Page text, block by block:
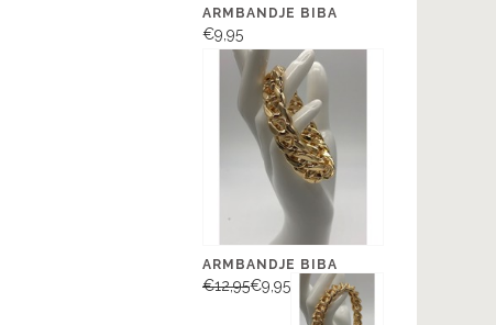
ARMBANDJE BIBA
€9,95
ARMBANDJE BIBA
€12,95€9,95